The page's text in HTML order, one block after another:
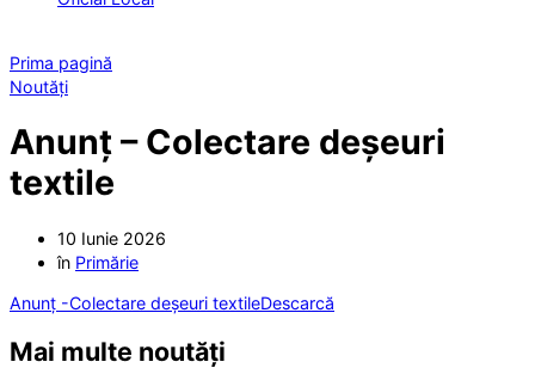
Prima pagină
Noutăți
Anunț – Colectare deșeuri
textile
10 Iunie 2026
în Primărie
Anunț -Colectare deșeuri textileDescarcă
Mai multe noutăți